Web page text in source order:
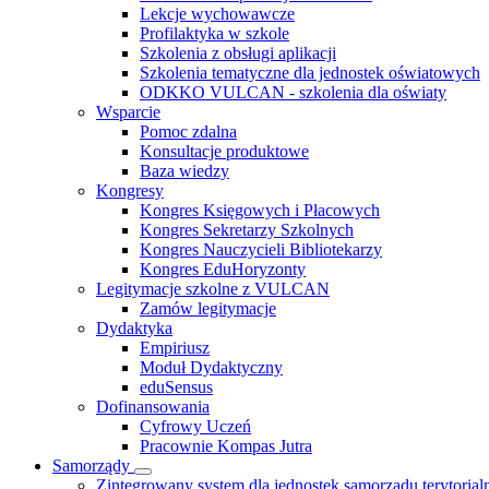
Lekcje wychowawcze
Profilaktyka w szkole
Szkolenia z obsługi aplikacji
Szkolenia tematyczne dla jednostek oświatowych
ODKKO VULCAN - szkolenia dla oświaty
Wsparcie
Pomoc zdalna
Konsultacje produktowe
Baza wiedzy
Kongresy
Kongres Księgowych i Płacowych
Kongres Sekretarzy Szkolnych
Kongres Nauczycieli Bibliotekarzy
Kongres EduHoryzonty
Legitymacje szkolne z VULCAN
Zamów legitymacje
Dydaktyka
Empiriusz
Moduł Dydaktyczny
eduSensus
Dofinansowania
Cyfrowy Uczeń
Pracownie Kompas Jutra
Samorządy
Zintegrowany system dla jednostek samorządu